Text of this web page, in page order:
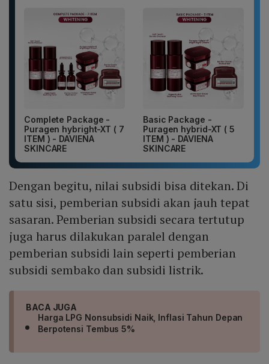
Complete Package -
Puragen hybright-XT ( 7
ITEM ) - DAVIENA
SKINCARE
Basic Package -
Puragen hybrid-XT ( 5
ITEM ) - DAVIENA
SKINCARE
Dengan begitu, nilai subsidi bisa ditekan. Di
satu sisi, pemberian subsidi akan jauh tepat
sasaran. Pemberian subsidi secara tertutup
juga harus dilakukan paralel dengan
pemberian subsidi lain seperti pemberian
subsidi sembako dan subsidi listrik.
BACA JUGA
Harga LPG Nonsubsidi Naik, Inflasi Tahun Depan
Berpotensi Tembus 5%